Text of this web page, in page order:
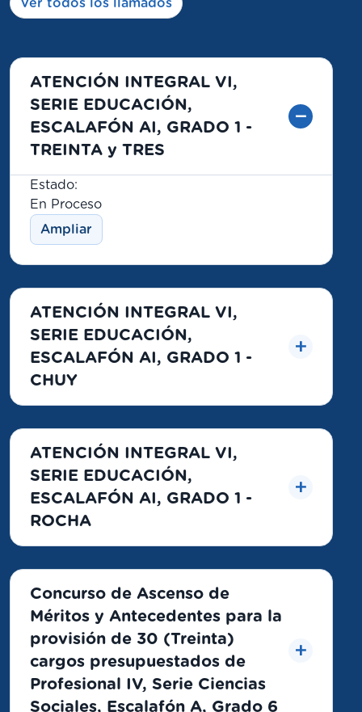
Ver todos los llamados
ATENCIÓN INTEGRAL VI,
SERIE EDUCACIÓN,
ESCALAFÓN AI, GRADO 1 -
TREINTA y TRES
Estado:
En Proceso
Ampliar
ATENCIÓN INTEGRAL VI,
SERIE EDUCACIÓN,
ESCALAFÓN AI, GRADO 1 -
CHUY
ATENCIÓN INTEGRAL VI,
SERIE EDUCACIÓN,
ESCALAFÓN AI, GRADO 1 -
ROCHA
Concurso de Ascenso de
Méritos y Antecedentes para la
provisión de 30 (Treinta)
cargos presupuestados de
Profesional IV, Serie Ciencias
Sociales, Escalafón A, Grado 6